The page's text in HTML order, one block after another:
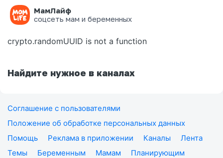
МамЛайф
соцсеть мам и беременных
Ошибка на странице
crypto.randomUUID is not a function
Найдите нужное в каналах
Соглашение с пользователями
Положение об обработке персональных данных
Помощь
Реклама в приложении Каналы
Лента
Темы
Беременным Мамам
Планирующим